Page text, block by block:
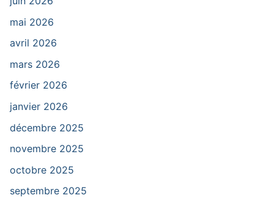
mai 2026
avril 2026
mars 2026
février 2026
janvier 2026
décembre 2025
novembre 2025
octobre 2025
septembre 2025